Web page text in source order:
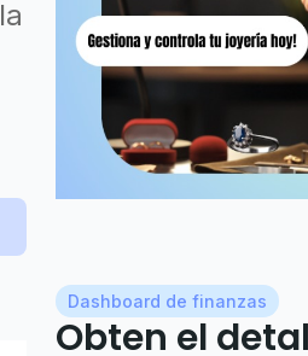
Dashboard de finanzas
Obten el